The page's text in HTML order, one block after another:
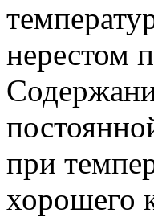
нерестом
при
хорошего